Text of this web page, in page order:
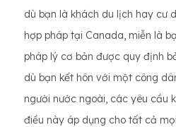
dù bạn là khách du lịch hay cư
hợp pháp tại Canada, miễn là
pháp lý cơ bản được quy định
dù bạn kết hôn với một công
người nước ngoài, các yêu cầu
điều này áp dụng cho tất cả